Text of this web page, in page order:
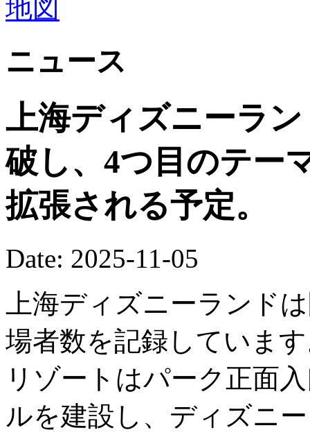
ニュース
上海ディズニーラ
破し、4つ目のテー
拡張される予定。
Date: 2025-11-05
上海ディズニーランド
場者数を記録していま
リゾートはパーク正面
ルを建設し、ディズニ